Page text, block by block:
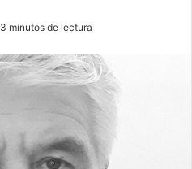
3 minutos de lectura